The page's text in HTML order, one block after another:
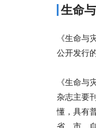
生命
《生命与
公开发行
《生命与
杂志主要
懂，具有